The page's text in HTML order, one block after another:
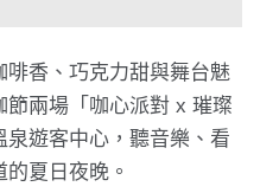
香、巧克力甜與舞台魅
兩場「咖心派對 x 璀璨
遊客中心，聽音樂、看
夏日夜晚。